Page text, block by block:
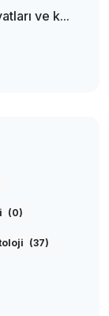
ve k...
(0)
(37)